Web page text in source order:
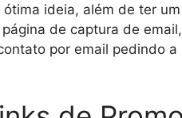
ideia, além de ter
de captura de
por email pedindo a